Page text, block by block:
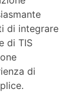
di integrare
di TIS
di